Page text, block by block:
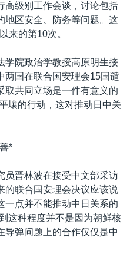
高级别工作会谈，讨论包括
地区安全、防务等问题。这
来的第10次。
学院政治学教授高原明生接
两国在联合国安理会15国谴
取共同立场是一件有意义的
壤的行动，这对推动日中关
*
员晋林波在接受中文部采访
的联合国安理会决议应该说
一点并不能推动中日关系的
这种程度并不是因为朝鲜核
导弹问题上的合作仅仅是中